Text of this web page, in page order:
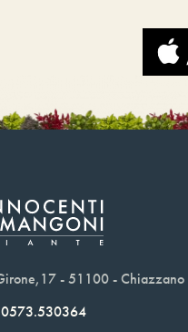
- 51100 - Chiazzano